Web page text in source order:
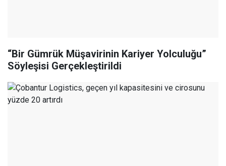
“Bir Gümrük Müşavirinin Kariyer Yolculuğu”
Söyleşisi Gerçekleştirildi